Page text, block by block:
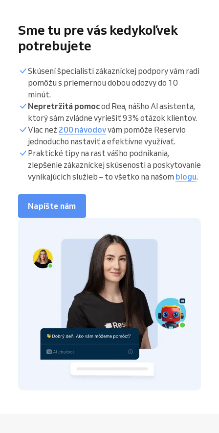
Sme tu pre vás kedykoľvek
potrebujete
Skúsení špecialisti zákazníckej podpory vám radi
pomôžu s priemernou dobou odozvy do 10
minút.
Nepretržitá pomocod Rea, nášho AI asistenta,
ktorý sám zvládne vyriešiť 93% otázok klientov.
Viac než 200 návodovvám pomôže Reservio
jednoducho nastaviť a efektívne využívať.
Praktické tipy na rast vášho podnikania,
zlepšenie zákazníckej skúsenosti a poskytovanie
vynikajúcich služieb – to všetko na našom blogu.
Napíšte nám